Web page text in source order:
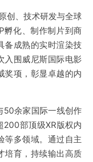
创、技术研发与全球
孵化、制作制片到商
备成熟的实时渲染技
入围威尼斯国际电影
奖项，彰显卓越的内
50余家国际一线创作
200部顶级XR版权内
等多领域。通过自主
培育，持续输出高质